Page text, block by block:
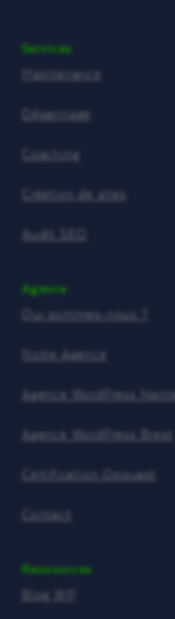
Services
Maintenance
Dépannage
Coaching
Création de sites
Audit SEO
Agence
Qui sommes-nous ?
Notre Agence
Agence WordPress
Agence WordPress Brest
Certification Opquast
Contact
Ressources
Blog WP